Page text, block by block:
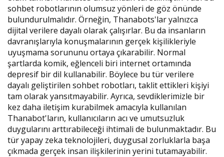
sohbet robotlarının olumsuz yönleri de göz önünde
bulundurulmalıdır. Örneğin, Thanabots'lar yalnızca
dijital verilere dayalı olarak çalışırlar. Bu da insanların
davranışlarıyla konuşmalarının gerçek kişilikleriyle
uyuşmama sorununu ortaya çıkarabilir. Normal
şartlarda komik, eğlenceli biri internet ortamında
depresif bir dil kullanabilir. Böylece bu tür verilere
dayalı geliştirilen sohbet robotları, taklit ettikleri kişiyi
tam olarak yansıtmayabilir. Ayrıca, sevdiklerimizle bir
kez daha iletişim kurabilmek amacıyla kullanılan
Thanabot'ların, kullanıcıların acı ve umutsuzluk
duygularını arttırabileceği ihtimali de bulunmaktadır. Bu
tür yapay zeka teknolojileri, duygusal zorluklarla başa
çıkmada gerçek insan ilişkilerinin yerini tutamayabilir.